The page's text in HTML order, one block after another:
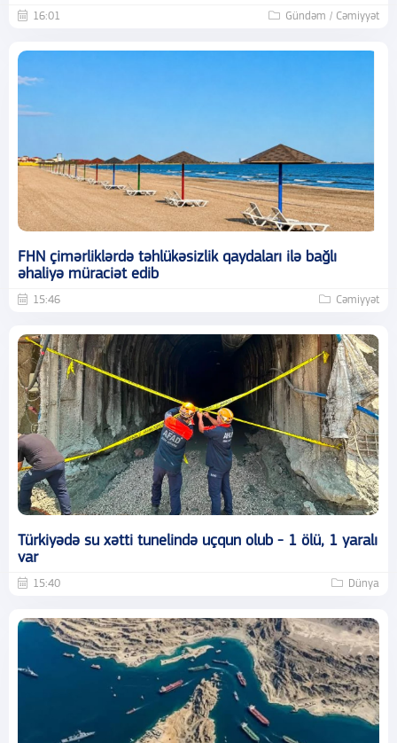
16:01 Gündəm / Cəmiyyət
FHN çimərliklərdə təhlükəsizlik qaydaları ilə bağlı
əhaliyə müraciət edib
15:46 Cəmiyyət
Türkiyədə su xətti tunelində uçqun olub - 1 ölü, 1 yaralı
var
15:40 Dünya